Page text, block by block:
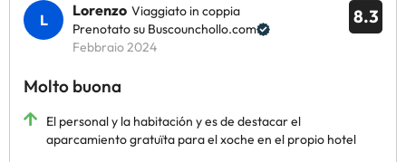
8.3
Lorenzo Viaggiato in coppia
Prenotato su Buscounchollo.com
Febbraio 2024
Molto buona
El personal y la habitación y es de destacar el
aparcamiento gratuïta para el xoche en el propio hotel